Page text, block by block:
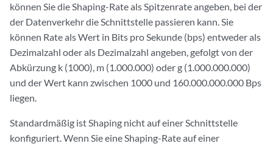
können Sie die Shaping-Rate als Spitzenrate angeben, bei der
der Datenverkehr die Schnittstelle passieren kann. Sie
können Rate als Wert in Bits pro Sekunde (bps) entweder als
Dezimalzahl oder als Dezimalzahl angeben, gefolgt von der
Abkürzung k (1000), m (1.000.000) oder g (1.000.000.000)
und der Wert kann zwischen 1000 und 160.000.000.000 Bps
liegen.
Standardmäßig ist Shaping nicht auf einer Schnittstelle
konfiguriert. Wenn Sie eine Shaping-Rate auf einer